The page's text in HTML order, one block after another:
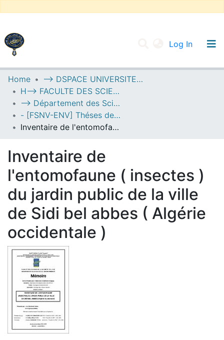
Log In
UNIVERSITY OF D.L SIDI BEL ABBES
Communities & Collections
All of DSpace
Statistics
Home
--> DSPACE UNIVERSITE DJILALLI LIABES DE SIDI BEL ABBES
H--> FACULTE DES SCIENCES DE LA NATURE ET DE LA VIE
--> Département des Sciences de l’Environnement
- [FSNV-ENV] Théses de Master II
Inventaire de l'entomofaune ( insectes ) du jardin public de la ville de Sidi bel abbes ( Algérie occidentale )
Inventaire de
l'entomofaune ( insectes )
du jardin public de la ville
de Sidi bel abbes ( Algérie
occidentale )